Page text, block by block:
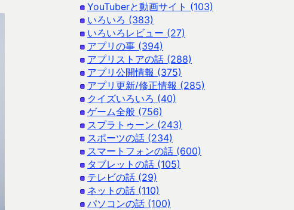
YouTuberと動画サイト (103)
いろいろ (383)
いろいろレビュー (27)
アプリの事 (394)
アプリストアの話 (288)
アプリ公開情報 (375)
アプリ更新/修正情報 (285)
クイズいろいろ (40)
ゲーム全般 (756)
スプラトゥーン (243)
スポーツの話 (234)
スマートフォンの話 (600)
タブレットの話 (105)
テレビの話 (29)
ネットの話 (110)
パソコンの話 (100)